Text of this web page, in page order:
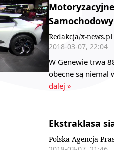
Redakcja/x-news.pl
2018-03-07, 22:04
W Genewie trwa
obecne są niemal
dalej »
Ekstraklasa
Polska Agencja